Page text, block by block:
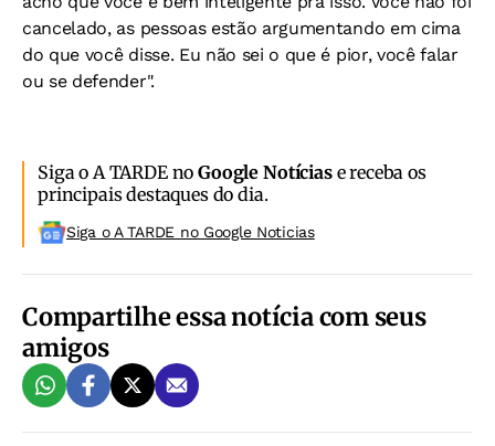
cancelado, as pessoas estão argumentando em cima
do que você disse. Eu não sei o que é pior, você falar
ou se defender".
Siga o A TARDE noGoogle Notíciase receba os
principais destaques do dia.
Siga o A TARDE no Google Noticias
Compartilhe essa notícia com seus
amigos